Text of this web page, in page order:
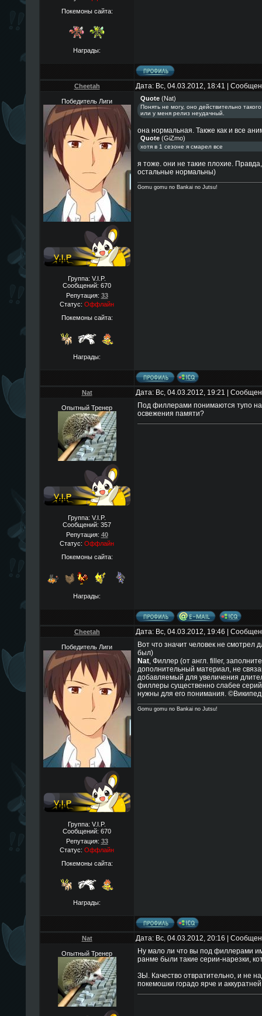
Покемоны сайта:
Награды:
Cheetah Дата: Вс, 04.03.2012, 18:41 |
Победитель Лиги
Группа: V.I.P.
Сообщений: 670
Репутация: 33
Статус: Оффлайн
Покемоны сайта:
Награды:
Quote(Nat)
Понять не могу, оно действительно
или у меня релиз неудачный.
она нормальная. Также как и все
Quote(GiZmo)
хотя в 1 сезоне я смарел все
я тоже. они не такие плохие.
остальные нормальны)
Gomu gomu no Bankai no Jutsu!
Nat Дата: Вс, 04.03.2012, 19:21 |
Опытный Тренер
Группа: V.I.P.
Сообщений: 357
Репутация: 40
Статус: Оффлайн
Покемоны сайта:
Награды:
Под филлерами понимаются тупо
освежения памяти?
Cheetah Дата: Вс, 04.03.2012, 19:46 |
Победитель Лиги
Группа: V.I.P.
Сообщений: 670
Репутация: 33
Статус: Оффлайн
Покемоны сайта:
Награды:
Вот что значит человек не смотрел
был)
Nat, Филлер (от англ. filler,
дополнительный материал, не
добавляемый для увеличения
филлеры существенно слабее
нужны для его понимания.
Gomu gomu no Bankai no Jutsu!
Nat Дата: Вс, 04.03.2012, 20:16 |
Опытный Тренер
Ну мало ли что вы под филлерами
ранме были такие серии-нарезки,
ЗЫ. Качество отвратительно, и не
покемошки горадо ярче и